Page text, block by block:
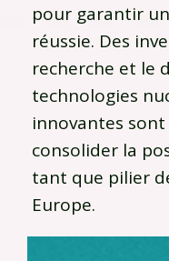
pour garantir
réussie. Des
recherche et le
technologies
innovantes
consolider la
tant que pilier
Europe.